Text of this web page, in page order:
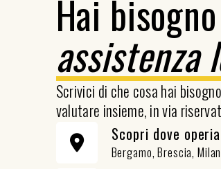
Hai
assistenza
Scrivici di che cosa hai
valutare insieme, in via
Scopri dove
Bergamo, Brescia,